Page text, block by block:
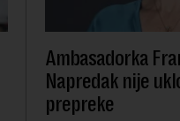
Ambasadorka
Napredak nije
prepreke